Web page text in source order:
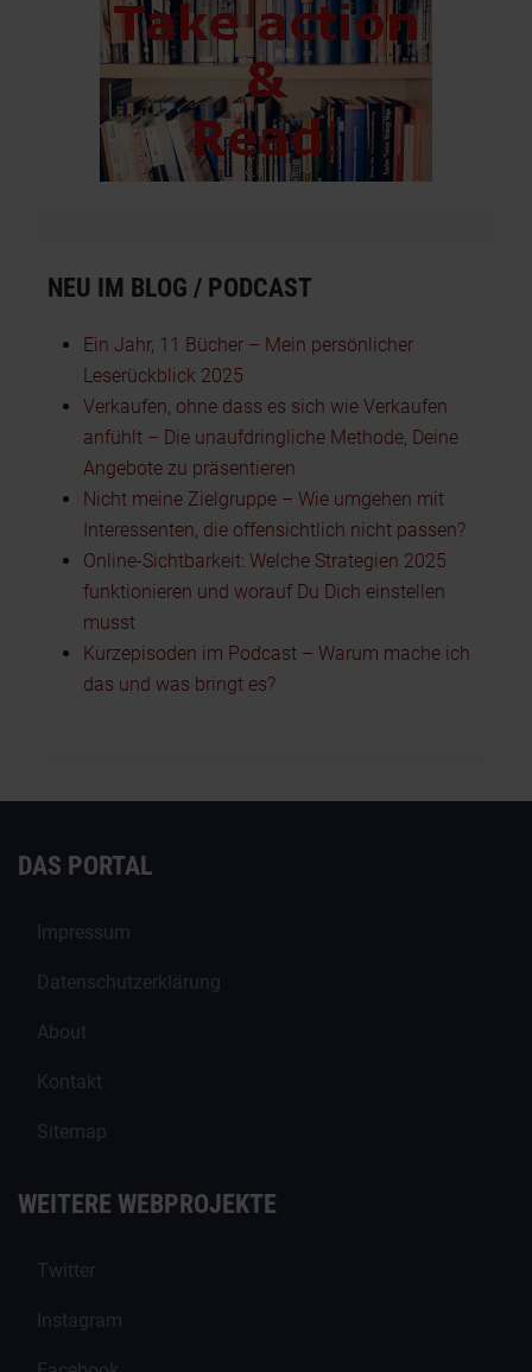
NEU IM BLOG / PODCAST
Ein Jahr, 11 Bücher – Mein persönlicher
Leserückblick 2025
Verkaufen, ohne dass es sich wie Verkaufen
anfühlt – Die unaufdringliche Methode, Deine
Angebote zu präsentieren
Nicht meine Zielgruppe – Wie umgehen mit
Interessenten, die offensichtlich nicht passen?
Online-Sichtbarkeit: Welche Strategien 2025
funktionieren und worauf Du Dich einstellen
musst
Kurzepisoden im Podcast – Warum mache ich
das und was bringt es?
DAS PORTAL
Impressum
Datenschutzerklärung
About
Kontakt
Sitemap
WEITERE WEBPROJEKTE
Twitter
Instagram